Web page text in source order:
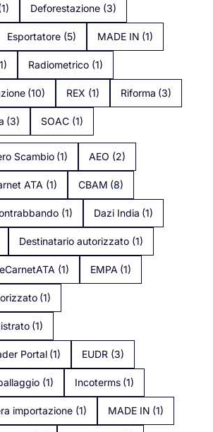
Deforestazione (3)
Esportatore (5) MADE IN (1)
Radiometrico (1)
(10) REX (1) Riforma (3)
(3) SOAC (1)
Scambio (1) AEO (2)
ATA (1) CBAM (8)
(1) Dazi India (1)
Destinatario autorizzato (1)
eCarnetATA (1) EMPA (1)
(1)
(1)
Portal (1) EUDR (3)
(1) Incoterms (1)
importazione (1) MADE IN (1)